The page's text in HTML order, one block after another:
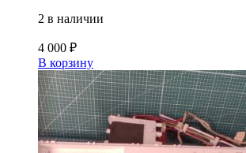
2 в наличии
4 000 ₽
В корзину